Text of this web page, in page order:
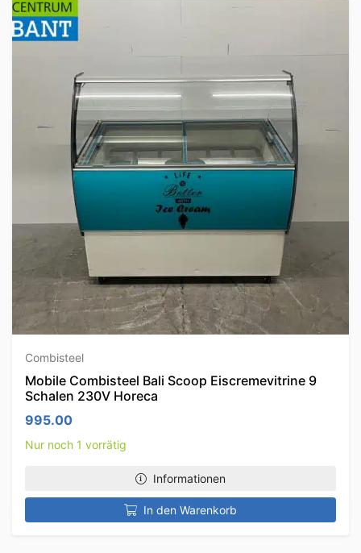
Combisteel
Mobile Combisteel Bali Scoop Eiscremevitrine 9
Schalen 230V Horeca
995.00
Nur noch 1 vorrätig
Informationen
In den Warenkorb